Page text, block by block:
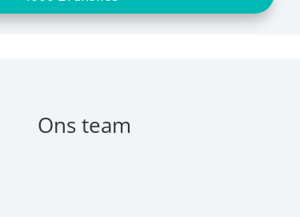
Ons team